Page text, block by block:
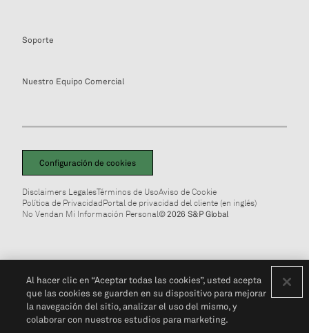
Soporte
Nuestro Equipo Comercial
Configuración de cookies
Disclaimers LegalesTérminos de UsoAviso de Cookie
Política de PrivacidadPortal de privacidad del cliente (en inglés)
No Vendan Mi Información Personal© 2026 S&P Global
Al hacer clic en “Aceptar todas las cookies”, usted acepta
que las cookies se guarden en su dispositivo para mejorar
la navegación del sitio, analizar el uso del mismo, y
colaborar con nuestros estudios para marketing.